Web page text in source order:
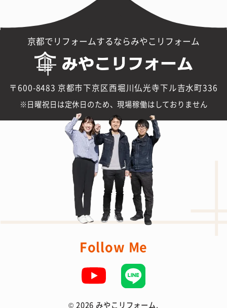
京都でリフォームするならみやこリフォーム
〒600-8483 京都市下京区西堀川仏光寺下ル吉水町336
日曜祝日は定休日のため、現場稼働はしておりません
Follow Me
© 2026 みやこリフォーム.